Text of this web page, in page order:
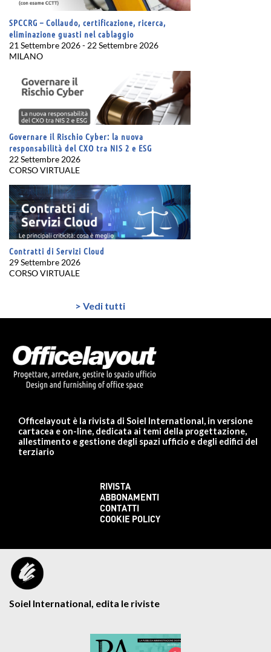
SPCCRG – Collaudo, certificazione, ricerca,
eliminazione guasti nel cablaggio
21 Settembre 2026 - 22 Settembre 2026
MILANO
Governare il Rischio Cyber: la nuova
responsabilità del CXO tra NIS 2 e ESG
22 Settembre 2026
CORSO VIRTUALE
Contratti di Servizi Cloud
29 Settembre 2026
CORSO VIRTUALE
> Vedi tutti
Officelayout è la rivista di Soiel International, in versione
cartacea e on-line, dedicata ai temi della progettazione,
allestimento e gestione degli spazi ufficio e degli edifici del
terziario
RIVISTA
ABBONAMENTI
CONTATTI
COOKIE POLICY
Soiel International, edita le riviste